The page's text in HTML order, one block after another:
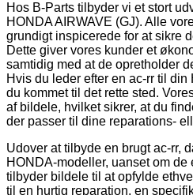
Hos B-Parts tilbyder vi et stort
HONDA AIRWAVE (GJ). Alle
grundigt inspicerede for at sikre
Dette giver vores kunder et
samtidig med at de opretholder
Hvis du leder efter en ac-rr til din
du kommet til det rette sted.
af bildele, hvilket sikrer, at du
der passer til dine reparations-
Udover at tilbyde en brugt ac-rr,
HONDA-modeller, uanset om
tilbyder bildele til at opfylde
til en hurtig reparation, en